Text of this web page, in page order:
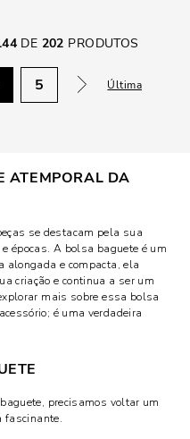
DE 202 PRODUTOS
5 Última
ATEMPORAL DA
se destacam pela sua
épocas. A bolsa baguete é um
alongada e compacta, ela
criação e continua a ser um
mais sobre essa bolsa
é uma verdadeira
precisamos voltar um
fascinante.